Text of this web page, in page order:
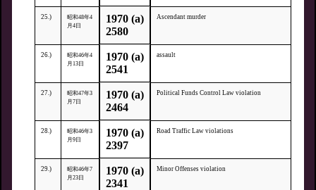
25.)
昭和48年4
月4日
1970 (a)
2580
Ascendant murder
26.)
昭和46年4
月13日
1970 (a)
2541
assault
27.)
昭和47年3
月7日
1970 (a)
2464
Political Funds Control Law violation
28.)
昭和46年3
月9日
1970 (a)
2397
Road Traffic Law violations
29.)
昭和46年7
月23日
1970 (a)
2341
Minor Offenses violation